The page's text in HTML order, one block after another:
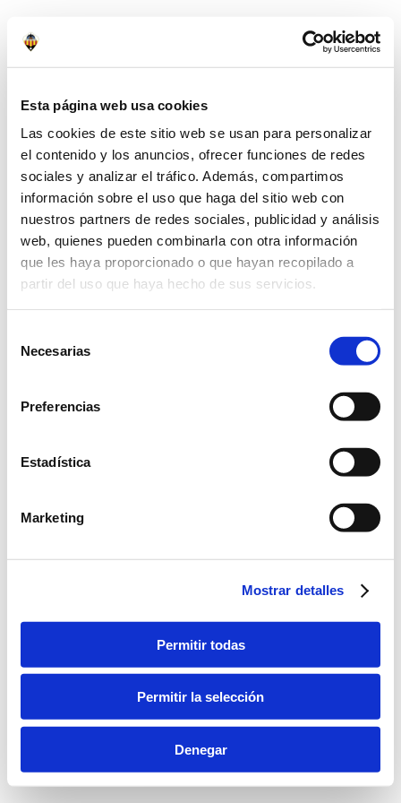
Esta página web usa cookies
Las cookies de este sitio web se usan para personalizar
el contenido y los anuncios, ofrecer funciones de redes
sociales y analizar el tráfico. Además, compartimos
información sobre el uso que haga del sitio web con
nuestros partners de redes sociales, publicidad y análisis
web, quienes pueden combinarla con otra información
que les haya proporcionado o que hayan recopilado a
partir del uso que haya hecho de sus servicios.
Necesarias
Preferencias
Estadística
Marketing
Mostrar detalles
Permitir todas
Permitir la selección
Denegar
Compra ahora tus
oficial
No hagas colas
Descarga tu entrada en
formato digital
(Passbook) o imprímela.
Compra 100% Segura
Paga cómodamente